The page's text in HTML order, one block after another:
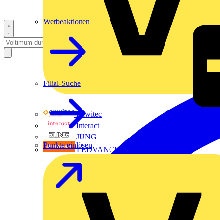
Enwitec
Interact
JUNG
LEDVANCE
Werbeaktionen
Filial-Suche
Punkte einlösen